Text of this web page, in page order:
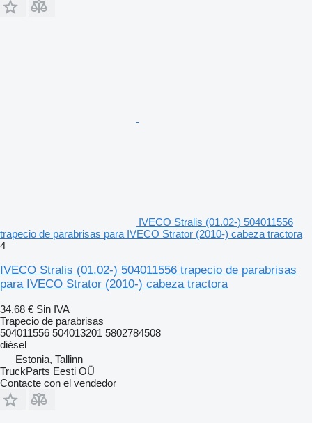
IVECO Stralis (01.02-) 504011556
trapecio de parabrisas para IVECO Strator (2010-) cabeza tractora
4
IVECO Stralis (01.02-) 504011556 trapecio de parabrisas
para IVECO Strator (2010-) cabeza tractora
34,68 € Sin IVA
Trapecio de parabrisas
504011556 504013201 5802784508
diésel
Estonia, Tallinn
TruckParts Eesti OÜ
Contacte con el vendedor